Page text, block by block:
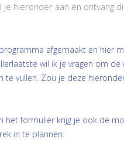
je hieronder aan en ontvang
afgemaakt en hier
wil ik je vragen om de
te vullen. Zou je deze
het formulier krijg je ook de
in te plannen.